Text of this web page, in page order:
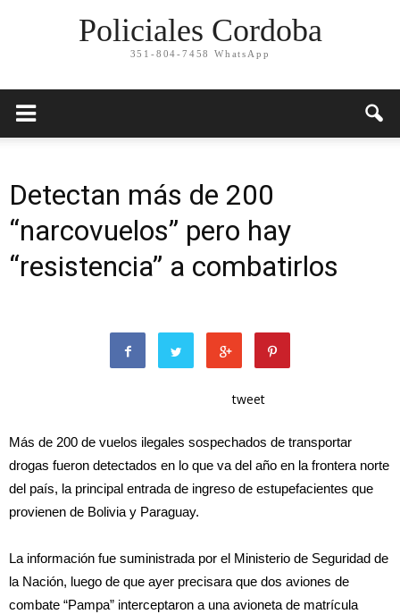
Policiales Cordoba
351-804-7458 WhatsApp
Detectan más de 200
“narcovuelos” pero hay
“resistencia” a combatirlos
tweet
Más de 200 de vuelos ilegales sospechados de transportar
drogas fueron detectados en lo que va del año en la frontera norte
del país, la principal entrada de ingreso de estupefacientes que
provienen de Bolivia y Paraguay.
La información fue suministrada por el Ministerio de Seguridad de
la Nación, luego de que ayer precisara que dos aviones de
combate “Pampa” interceptaron a una avioneta de matrícula